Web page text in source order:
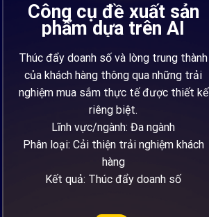
Công cụ đề xuất sản
phẩm dựa trên AI
Thúc đẩy doanh số và lòng trung thành
của khách hàng thông qua những trải
nghiệm mua sắm thực tế được thiết kế
riêng biệt.
Lĩnh vực/ngành: Đa ngành
Phân loại: Cải thiện trải nghiệm khách
hàng
Kết quả: Thúc đẩy doanh số